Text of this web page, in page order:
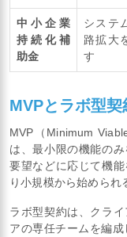
中小企業
持続化補
助金
システ
路拡大
す
MVPとラボ型契
MVP（Minimum
は、最小限の機能の
要望などに応じて機
り小規模から始められ
ラボ型契約は、クラ
アの専任チームを編